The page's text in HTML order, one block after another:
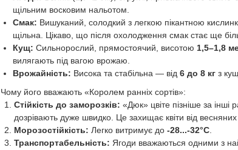
щільним восковим нальотом.
Смак: Вишуканий, солодкий з легкою пікантною
щільна. Цікаво, що після охолодження смак стає ще
Кущ: Сильнорослий, прямостоячий, висотою 1,5–1,8
вилягають під вагою врожаю.
Врожайність: Висока та стабільна — від 6 до 8 кг з
Чому його вважають «Королем ранніх сортів»:
Стійкість до заморозків: «Дюк» цвіте пізніше за інші
дозрівають дуже швидко. Це захищає квіти від
Морозостійкість: Легко витримує до -28...-32°C.
Транспортабельність: Ягоди вважаються одними з